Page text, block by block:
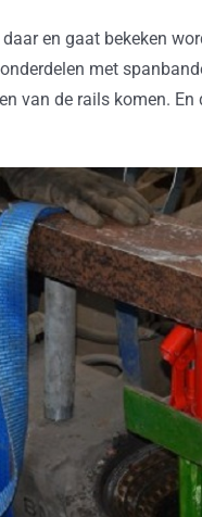
en gaat bekeken
met
van de rails komen.